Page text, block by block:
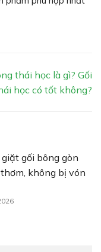
thái học là gì? Gối
học có tốt không?
giặt gối bông gòn
không bị vón